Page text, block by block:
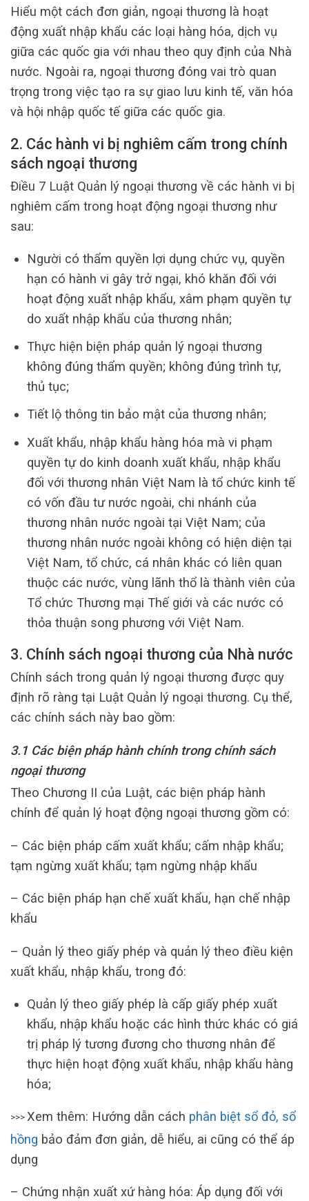
Hiểu một cách đơn giản, ngoại thương là hoạt
động xuất nhập khẩu các loại hàng hóa, dịch vụ
giữa các quốc gia với nhau theo quy định của Nhà
nước. Ngoài ra, ngoại thương đóng vai trò quan
trọng trong việc tạo ra sự giao lưu kinh tế, văn hóa
và hội nhập quốc tế giữa các quốc gia.
2. Các hành vi bị nghiêm cấm trong chính
sách ngoại thương
Điều 7 Luật Quản lý ngoại thương về các hành vi bị
nghiêm cấm trong hoạt động ngoại thương như
sau:
Người có thẩm quyền lợi dụng chức vụ, quyền
hạn có hành vi gây trở ngại, khó khăn đối với
hoạt động xuất nhập khẩu, xâm phạm quyền tự
do xuất nhập khẩu của thương nhân;
Thực hiện biện pháp quản lý ngoại thương
không đúng thẩm quyền; không đúng trình tự,
thủ tục;
Tiết lộ thông tin bảo mật của thương nhân;
Xuất khẩu, nhập khẩu hàng hóa mà vi phạm
quyền tự do kinh doanh xuất khẩu, nhập khẩu
đối với thương nhân Việt Nam là tổ chức kinh tế
có vốn đầu tư nước ngoài, chi nhánh của
thương nhân nước ngoài tại Việt Nam; của
thương nhân nước ngoài không có hiện diện tại
Việt Nam, tổ chức, cá nhân khác có liên quan
thuộc các nước, vùng lãnh thổ là thành viên của
Tổ chức Thương mại Thế giới và các nước có
thỏa thuận song phương với Việt Nam.
3. Chính sách ngoại thương của Nhà nước
Chính sách trong quản lý ngoại thương được quy
định rõ ràng tại Luật Quản lý ngoại thương. Cụ thể,
các chính sách này bao gồm:
3.1 Các biện pháp hành chính trong chính sách
ngoại thương
Theo Chương II của Luật, các biện pháp hành
chính để quản lý hoạt động ngoại thương gồm có:
– Các biện pháp cấm xuất khẩu; cấm nhập khẩu;
tạm ngừng xuất khẩu; tạm ngừng nhập khẩu
– Các biện pháp hạn chế xuất khẩu, hạn chế nhập
khẩu
– Quản lý theo giấy phép và quản lý theo điều kiện
xuất khẩu, nhập khẩu, trong đó:
Quản lý theo giấy phép là cấp giấy phép xuất
khẩu, nhập khẩu hoặc các hình thức khác có giá
trị pháp lý tương đương cho thương nhân để
thực hiện hoạt động xuất khẩu, nhập khẩu hàng
hóa;
>>> Xem thêm: Hướng dẫn cách phân biệt sổ đỏ, sổ
hồng bảo đảm đơn giản, dễ hiểu, ai cũng có thể áp
dụng
– Chứng nhận xuất xứ hàng hóa: Áp dụng đối với